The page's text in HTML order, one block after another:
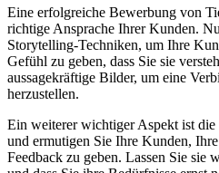
Eine erfolgreiche ⁤Bewerbung von
richtige Ansprache Ihrer Kunden.
Storytelling-Techniken, um Ihre
Gefühl zu geben, dass‌ Sie sie
aussagekräftige Bilder,‌ um eine
herzustellen.
Ein weiterer wichtiger Aspekt‍ ist‍
und ermutigen Sie⁢ Ihre Kunden,
Feedback zu geben. Lassen Sie sie